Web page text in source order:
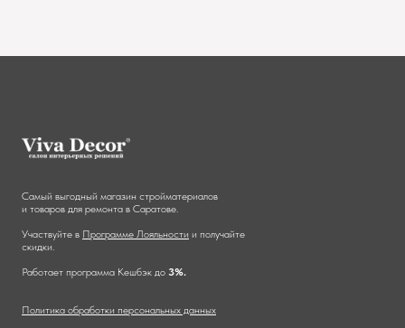
Самый выгодный магазин стройматериалов
и товаров для ремонта в Саратове.
Участвуйте в Программе Лояльности и получайте
скидки.
Работает программа Кешбэк до 3%.
Политика обработки персональных данных